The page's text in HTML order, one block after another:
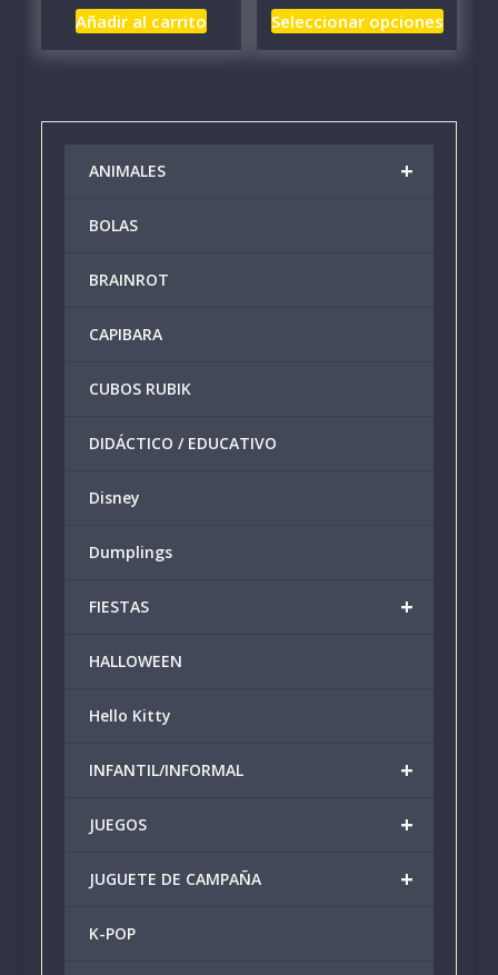
Añadir al carrito
Seleccionar opcionesEste
+
ANIMALES
BOLAS
BRAINROT
CAPIBARA
CUBOS RUBIK
DIDÁCTICO / EDUCATIVO
Disney
Dumplings
+
FIESTAS
HALLOWEEN
Hello Kitty
+
INFANTIL/INFORMAL
+
JUEGOS
+
JUGUETE DE CAMPAÑA
K-POP